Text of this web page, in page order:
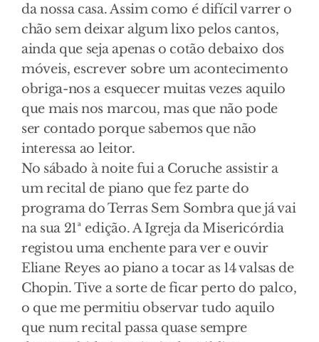
da nossa casa. Assim como é difícil varrer o
chão sem deixar algum lixo pelos cantos,
ainda que seja apenas o cotão debaixo dos
móveis, escrever sobre um acontecimento
obriga-nos a esquecer muitas vezes aquilo
que mais nos marcou, mas que não pode
ser contado porque sabemos que não
interessa ao leitor.
No sábado à noite fui a Coruche assistir a
um recital de piano que fez parte do
programa do Terras Sem Sombra que já vai
na sua 21ª edição. A Igreja da Misericórdia
registou uma enchente para ver e ouvir
Eliane Reyes ao piano a tocar as 14 valsas de
Chopin. Tive a sorte de ficar perto do palco,
o que me permitiu observar tudo aquilo
que num recital passa quase sempre